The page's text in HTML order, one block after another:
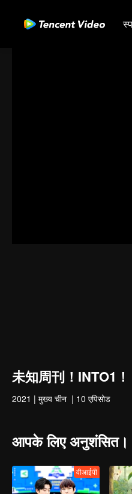
未知周刊！INTO1！
2021 | मुख्य चीन | 10 एपिसोड
आपके लिए अनुशंसित।
वीआईपी